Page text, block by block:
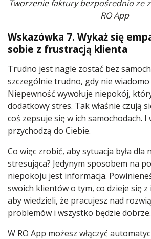
Tworzenie faktury bezpośrednio ze
RO App
Wskazówka 7. Wykaż się
sobie z frustracją klienta
Trudno jest nagle zostać bez
szczególnie trudno, gdy nie wiadomo
Niepewność wywołuje niepokój,
dodatkowy stres. Tak właśnie czują
coś zepsuje się w ich samochodach.
przychodzą do Ciebie.
Co więc zrobić, aby sytuacja była dla
stresująca? Jedynym sposobem na
niepokoju jest informacja.
swoich klientów o tym, co dzieje się z
aby wiedzieli, że pracujesz nad
problemów i wszystko będzie dobrze.
W RO App możesz włączyć